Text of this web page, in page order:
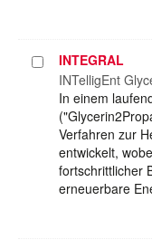
Projekt
auswählen
INTEGRAL
INTelligEnt
In einem
Verfahren zur
entwickelt,
fortschrittlicher
erneuerbare